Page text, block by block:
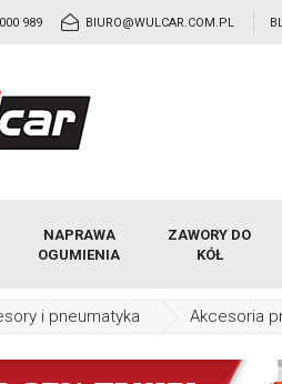
989 BIURO@WULCAR.COM.PL
NAPRAWA
OGUMIENIA
ZAWORY DO
KÓŁ
i pneumatyka Akcesoria